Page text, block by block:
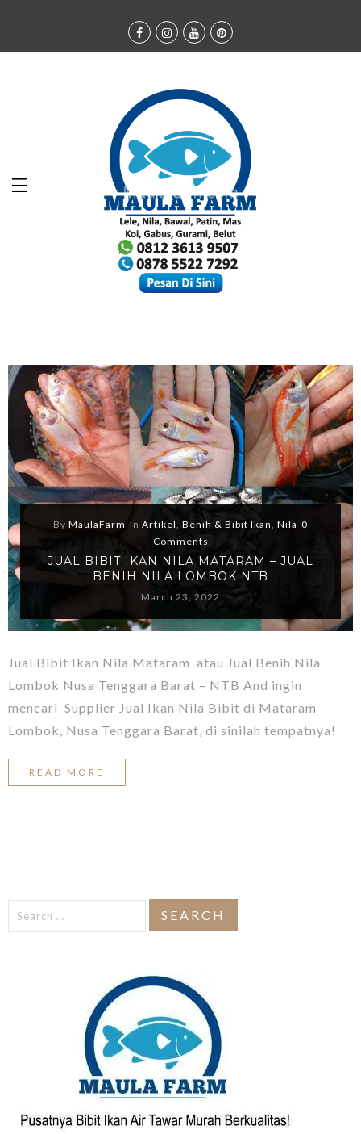
By MaulaFarm In Artikel, Benih & Bibit Ikan, Nila 0
Comments
JUAL BIBIT IKAN NILA MATARAM – JUAL
BENIH NILA LOMBOK NTB
March 23, 2022
Jual Bibit Ikan Nila Mataram atau Jual Benih Nila
Lombok Nusa Tenggara Barat – NTB And ingin
mencari Supplier Jual Ikan Nila Bibit di Mataram
Lombok, Nusa Tenggara Barat, di sinilah tempatnya!
READ MORE
Search
for: